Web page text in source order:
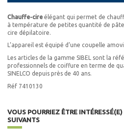
Chauffe-cire élégant qui permet de
à température de petites quantité de
cire dépilatoire.
L’appareil est équipé d’une coupelle
Les articles de la gamme SIBEL sont la
professionnels de coiffure en terme de
SINELCO depuis près de 40 ans.
Réf 7410130
VOUS POURRIEZ ÊTRE
SUIVANTS